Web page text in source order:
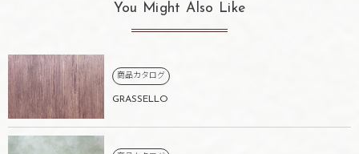
You Might Also Like
商品カタログ
GRASSELLO